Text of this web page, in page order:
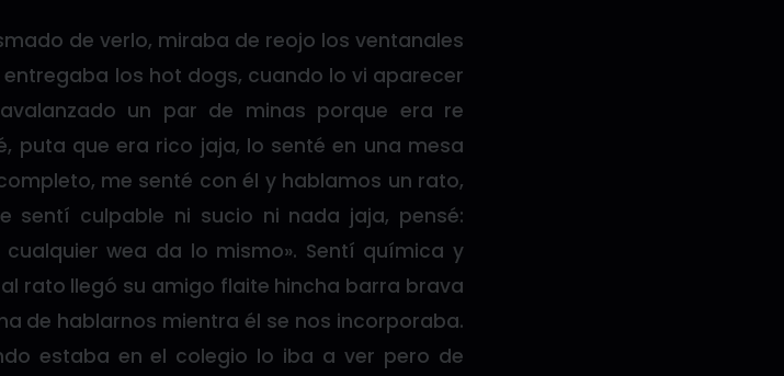
de verlo, miraba de reojo los ventanales
los hot dogs, cuando lo vi aparecer
un par de minas porque era re
puta que era rico jaja, lo senté en una mesa
me senté con él y hablamos un rato,
sentí culpable ni sucio ni nada jaja, pensé:
wea da lo mismo». Sentí química y
rato llegó su amigo flaite hincha barra brava
de hablarnos mientra él se nos incorporaba.
estaba en el colegio lo iba a ver pero de